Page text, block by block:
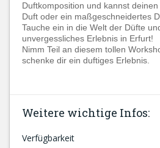
Duftkomposition und kannst
Duft oder ein maßgeschneidertes
Tauche ein in die Welt der Düfte
unvergessliches Erlebnis in Erfurt!
Nimm Teil an diesem tollen
schenke dir ein duftiges Erlebnis.
Weitere wichtige Infos:
Verfügbarkeit